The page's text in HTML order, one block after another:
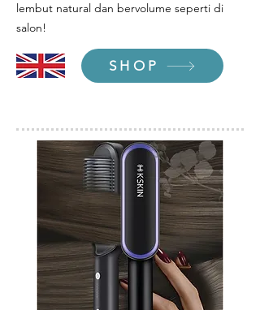
lembut natural dan bervolume seperti di
salon!
SHOP